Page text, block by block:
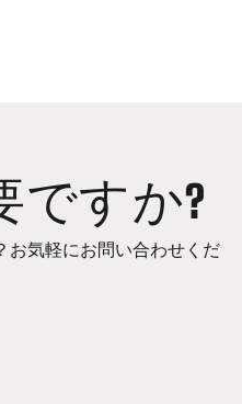
ですか?
お気軽にお問い合わせくだ